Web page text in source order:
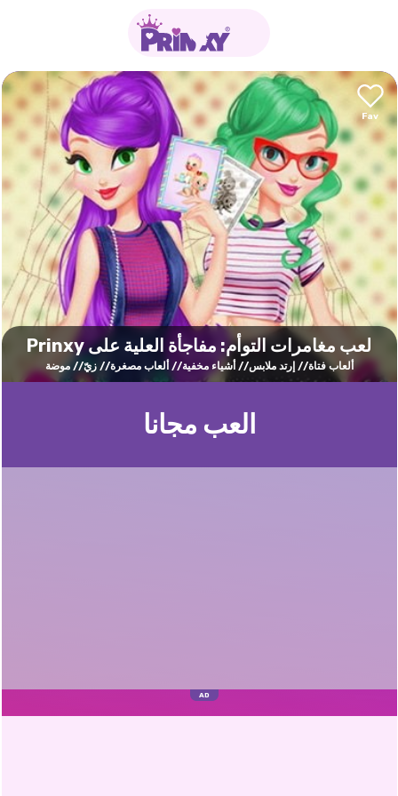
لعب مغامرات التوأم: مفاجأة العلية على Prinxy
ألعاب فتاة إرتد ملابس أشياء مخفية ألعاب مصغرة زيّ موضة
العب مجانا